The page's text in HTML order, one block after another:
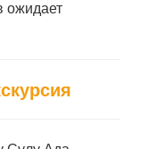
ожидает